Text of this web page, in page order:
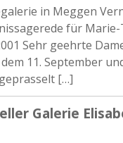
in Meggen
für Marie-
Sehr geehrte
11. September
[…]
Galerie